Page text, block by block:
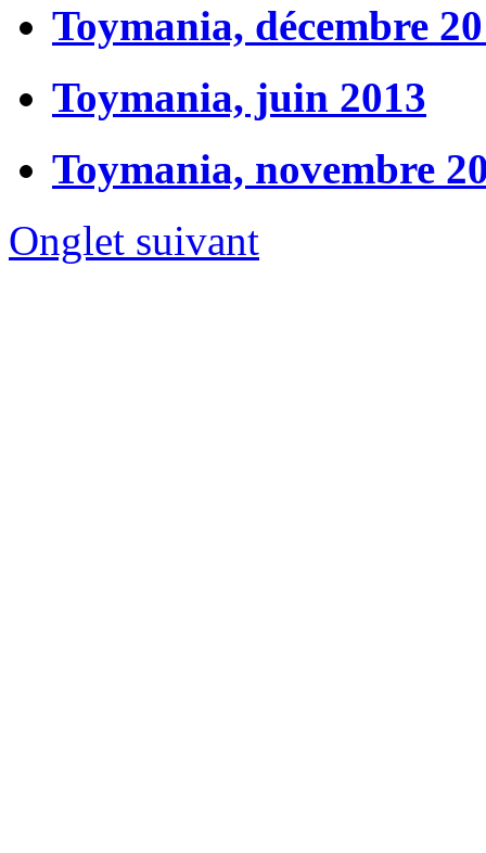
Toymania, décembre
Toymania, juin 2013
Toymania, novembre
Onglet suivant